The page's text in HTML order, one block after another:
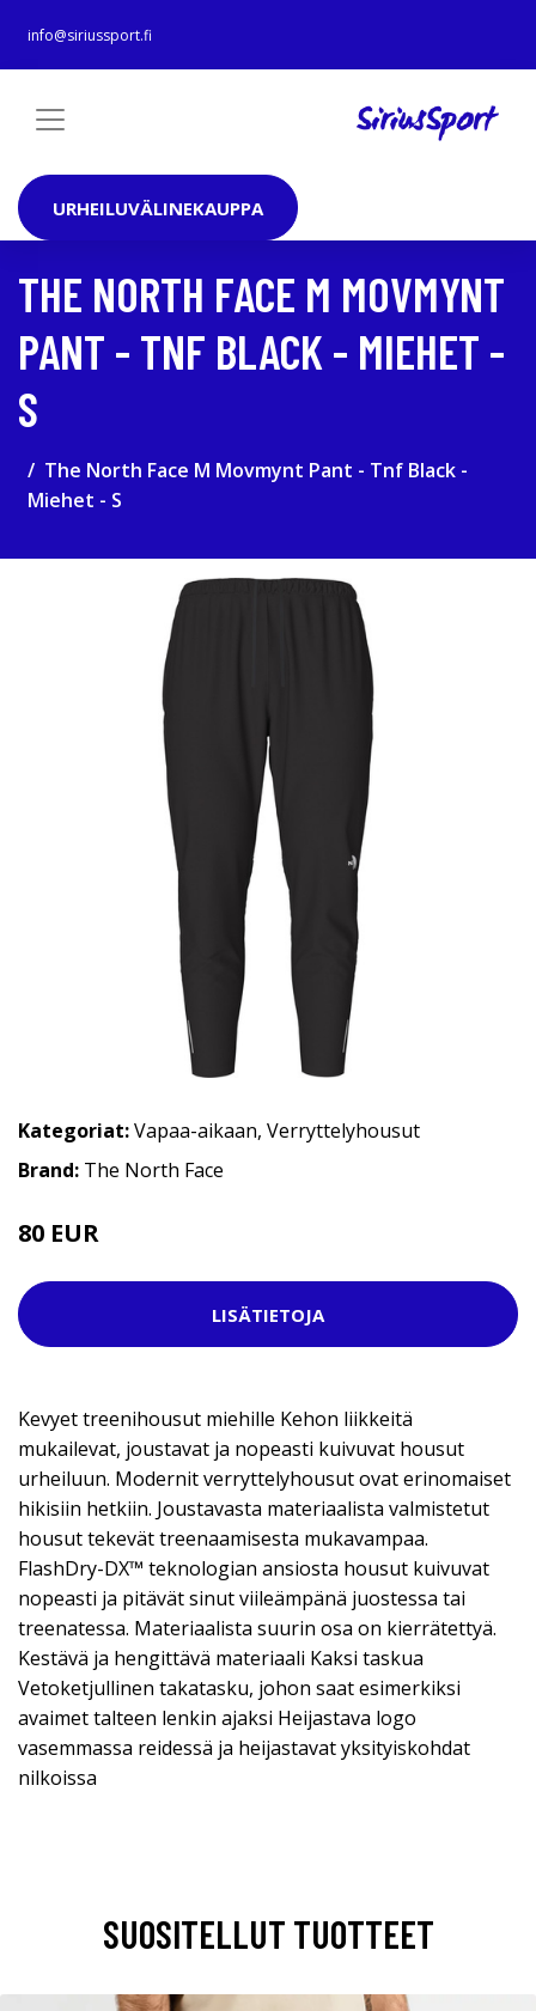
info@siriussport.fi
URHEILUVÄLINEKAUPPA
THE NORTH FACE M MOVMYNT
PANT - TNF BLACK - MIEHET -
S
The North Face M Movmynt Pant - Tnf Black -
Miehet - S
Kategoriat:Vapaa-aikaan, Verryttelyhousut
Brand: The North Face
80 EUR
LISÄTIETOJA
Kevyet treenihousut miehille Kehon liikkeitä
mukailevat, joustavat ja nopeasti kuivuvat housut
urheiluun. Modernit verryttelyhousut ovat erinomaiset
hikisiin hetkiin. Joustavasta materiaalista valmistetut
housut tekevät treenaamisesta mukavampaa.
FlashDry-DX™ teknologian ansiosta housut kuivuvat
nopeasti ja pitävät sinut viileämpänä juostessa tai
treenatessa. Materiaalista suurin osa on kierrätettyä.
Kestävä ja hengittävä materiaali Kaksi taskua
Vetoketjullinen takatasku, johon saat esimerkiksi
avaimet talteen lenkin ajaksi Heijastava logo
vasemmassa reidessä ja heijastavat yksityiskohdat
nilkoissa
SUOSITELLUT TUOTTEET